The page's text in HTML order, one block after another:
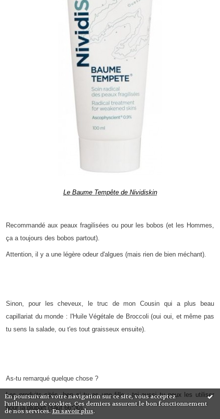
En poursuivant votre navigation sur ce site, vous acceptez
l'utilisation de cookies. Ces derniers assurent le bon fonctionnement
de nos services.En savoir plus.
Le Baume Tempête de Nividiskin
Recommandé aux peaux fragilisées ou pour les bobos (et les Hommes,
ça a toujours des bobos partout).
Attention, il y a une légère odeur d'algues (mais rien de bien méchant).
Sinon, pour les cheveux, le truc de mon Cousin qui a plus beau
capillariat du monde : l'Huile Végétale de Broccoli (oui oui, et même pas
tu sens la salade, ou t'es tout graisseux ensuite).
As-tu remarqué quelque chose ?
Les produits cités, ben si tu es une fille : toi aussi tu peux les utiliser
pour la plupart (sauf 66*30).